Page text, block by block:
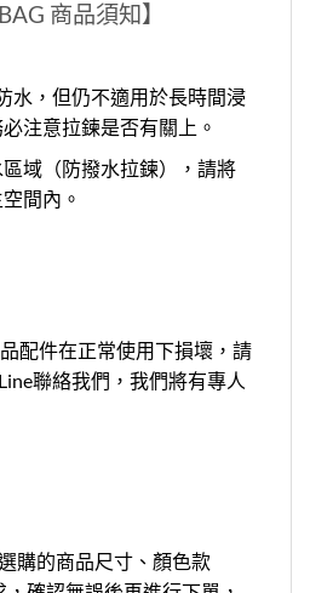
商品須知】
水，但仍不適用於長時間浸
注意拉鍊是否有關上。
域（防撥水拉鍊），請將
間內。
配件在正常使用下損壞，請
聯絡我們，我們將有專人
購的商品尺寸、顏色款